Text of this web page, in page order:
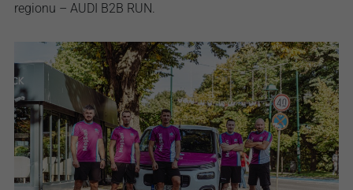
regionu – AUDI B2B RUN.